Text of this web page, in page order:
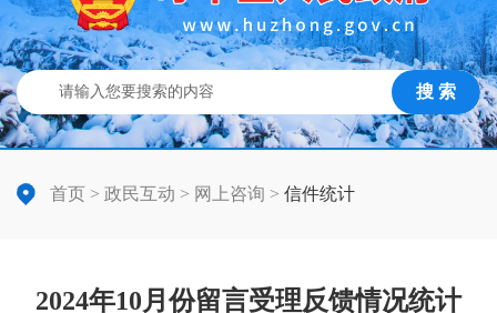
搜 索
首页 > 政民互动 > 网上咨询 > 信件统计
2024年10月份留言受理反馈情况统计